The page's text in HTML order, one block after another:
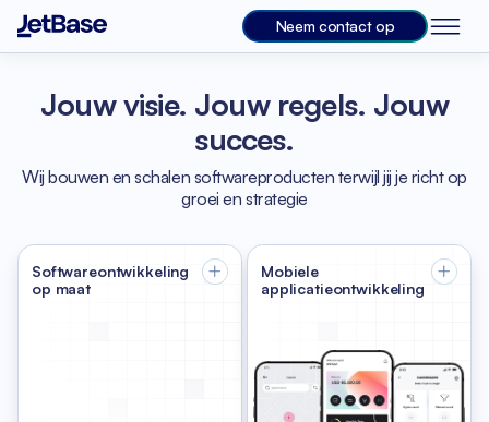
Neem contact op
Jouw visie. Jouw regels. Jouw
succes.
Wij bouwen en schalen softwareproducten terwijl jij je richt op
groei en strategie
Softwareontwikkeling
op maat
Mobiele
applicatieontwikkeling